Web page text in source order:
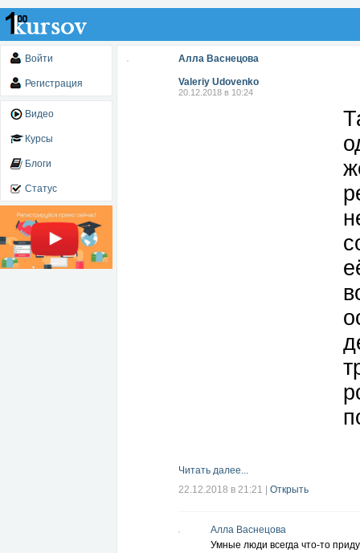
Войти
Регистрация
Видео
Курсы
Блоги
Статус
Алла Васнецова
Valeriy Udovenko
20.12.2018 в 10:24
Читать далее...
22.12.2018 в 21:21
Открыть
Алла Васнецова
Умные люди всегда что-то